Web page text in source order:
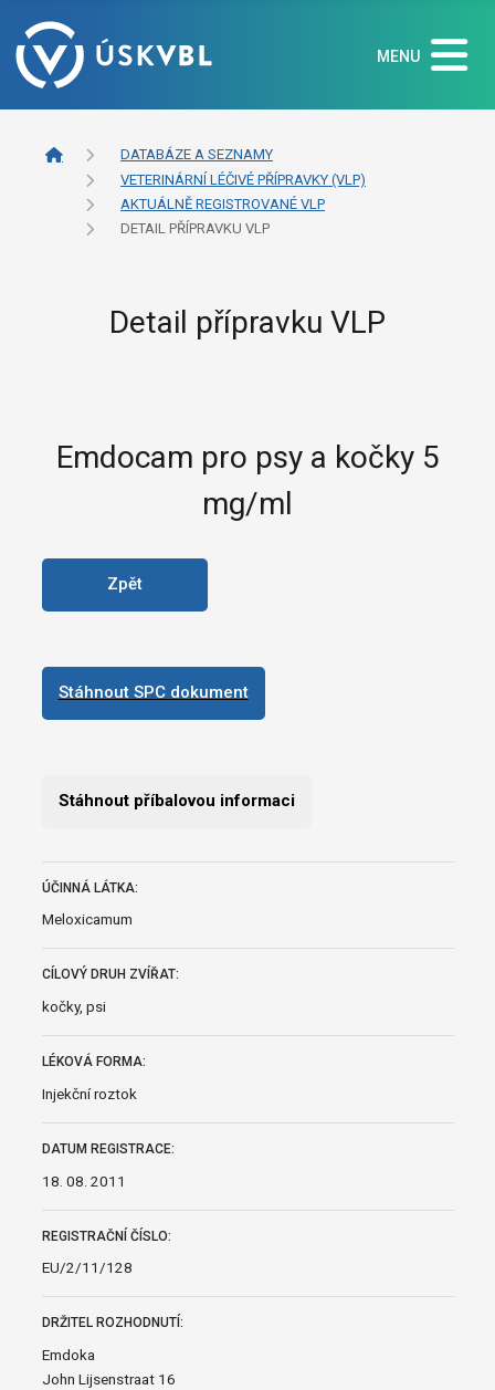
MENU
DATABÁZE A SEZNAMY
VETERINÁRNÍ LÉČIVÉ PŘÍPRAVKY (VLP)
AKTUÁLNĚ REGISTROVANÉ VLP
DETAIL PŘÍPRAVKU VLP
Detail přípravku VLP
Emdocam pro psy a kočky 5
mg/ml
Zpět
Stáhnout SPC dokument
Stáhnout příbalovou informaci
ÚČINNÁ LÁTKA:
Meloxicamum
CÍLOVÝ DRUH ZVÍŘAT:
kočky, psi
LÉKOVÁ FORMA:
Injekční roztok
DATUM REGISTRACE:
18. 08. 2011
REGISTRAČNÍ ČÍSLO:
EU/2/11/128
DRŽITEL ROZHODNUTÍ:
Emdoka
John Lijsenstraat 16